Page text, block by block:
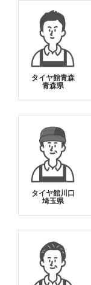
タイヤ館青森
青森県
タイヤ館川口
埼玉県